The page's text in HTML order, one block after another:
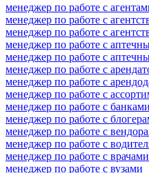
менеджер по работе с
менеджер по работе с
менеджер по работе с
менеджер по работе с
менеджер по работе с
менеджер по работе с
менеджер по работе с
менеджер по работе с
менеджер по работе с банками
менеджер по работе с
менеджер по работе с
менеджер по работе с
менеджер по работе с врачами
менеджер по работе с вузами